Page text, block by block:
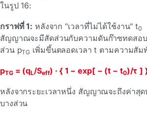
ในรูป 16:
กราฟที่ 1: หลังจาก "เวลาที่ไม่ได้ใช้งาน" t0
สัญญาณจะมีสัดส่วนกับความดันก๊าซทดสอบ
ส่วน pTG เพิ่มขึ้นตลอดเวลา t ตามความสัม
pTG= (qL/Seff) · { 1 − exp[ − (t − t0)/τ ]
หลังจากระยะเวลาหนึ่ง สัญญาณจะถึงค่าสุด
บางส่วน